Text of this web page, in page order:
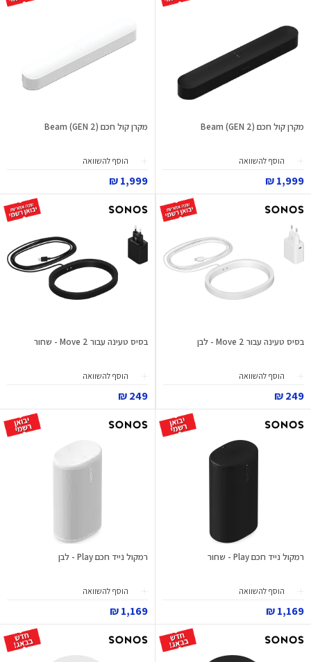
מקרן קול חכם Beam (GEN 2)
הוסף להשוואה
1,999 ₪
מקרן קול חכם Beam (GEN 2)
הוסף להשוואה
1,999 ₪
בסיס טעינה עבור Move 2 - לבן
הוסף להשוואה
249 ₪
בסיס טעינה עבור Move 2 - שחור
הוסף להשוואה
249 ₪
רמקול נייד חכם Play - שחור
הוסף להשוואה
1,169 ₪
רמקול נייד חכם Play - לבן
הוסף להשוואה
1,169 ₪